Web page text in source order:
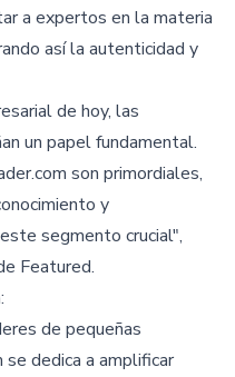
a expertos en la materia
así la autenticidad y
de hoy, las
un papel fundamental.
son primordiales,
y
segmento crucial",
Featured.
de pequeñas
dedica a amplificar